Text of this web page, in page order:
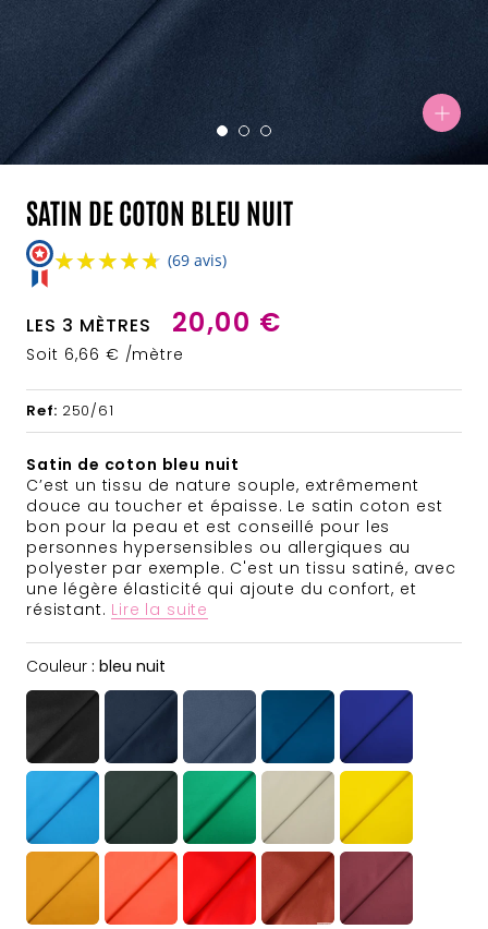
SATIN DE COTON BLEU NUIT
★★★★★
★★★★★ (69 avis)
LES 3 MÈTRES 20,00 €
Soit 6,66 € /mètre
Ref: 250/61
Satin de coton bleu nuit
C’est un tissu de nature souple, extrêmement
douce au toucher et épaisse. Le satin coton est
bon pour la peau et est conseillé pour les
personnes hypersensibles ou allergiques au
polyester par exemple. C'est un tissu satiné, avec
une légère élasticité qui ajoute du confort, et
résistant. Lire la suite
Couleur : bleu nuit